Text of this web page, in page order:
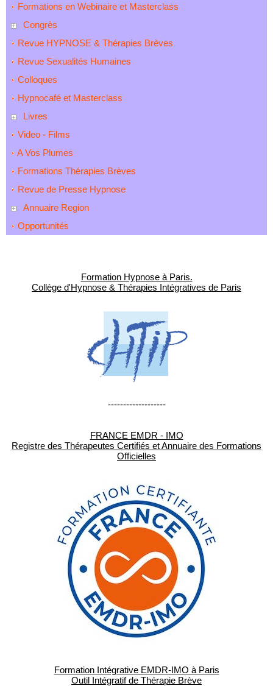
Formations en Webinaire et Masterclass
Congrès
Revue HYPNOSE & Thérapies Brèves
Revue Sexualités Humaines
Colloques
Hypnocafé et Masterclass
Livres
Video - Films
A Vos Plumes
Formations Thérapies Brèves
Revue de Presse Hypnose
Annuaire Region
Opportunités
Formation Hypnose à Paris.
Collège d'Hypnose & Thérapies Intégratives de Paris
-------------------
FRANCE EMDR - IMO
Registre des Thérapeutes Certifiés et Annuaire des Formations
Officielles
Formation Intégrative EMDR-IMO à Paris
Outil Intégratif de Thérapie Brève